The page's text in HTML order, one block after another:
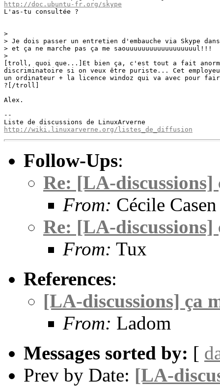
http://doc.ubuntu-fr.org/skype
L'as-tu consultée ?
>
> Je dois passer un entretien d'embauche via Skype
> et ça ne marche pas ça me saouuuuuuuuuuuuuuuuuul!!!
>
[troll, quoi que...]Et bien ça, c'est tout a fait
discriminatoire si on veux être puriste... Cet
un ordinateur + la licence windoz qui va avec pour
?[/troll]
Alex.
--
http://wiki.linuxarverne.org/listes_de_diffusion
Follow-Ups:
Re: [LA-discussions]
From: Cécile Casen
Re: [LA-discussions]
From: Tux
References:
[LA-discussions] ça
From: Ladom
Messages sorted by: [
Prev by Date: [LA-